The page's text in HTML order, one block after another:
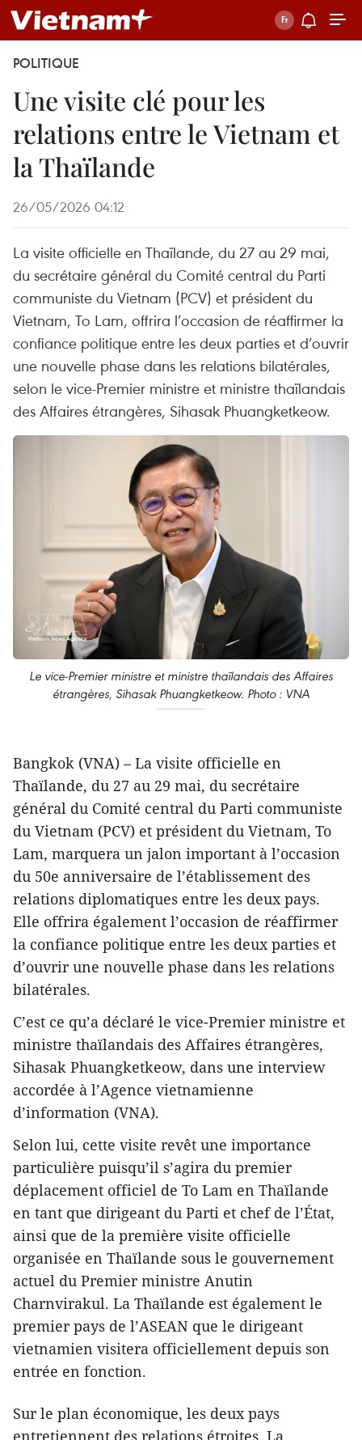
POLITIQUE
Une visite clé pour les
relations entre le Vietnam et
la Thaïlande
26/05/2026 04:12
La visite officielle en Thaïlande, du 27 au 29 mai,
du secrétaire général du Comité central du Parti
communiste du Vietnam (PCV) et président du
Vietnam, To Lam, offrira l’occasion de réaffirmer la
confiance politique entre les deux parties et d’ouvrir
une nouvelle phase dans les relations bilatérales,
selon le vice-Premier ministre et ministre thaïlandais
des Affaires étrangères, Sihasak Phuangketkeow.
Le vice-Premier ministre et ministre thaïlandais des Affaires
étrangères, Sihasak Phuangketkeow. Photo : VNA
Bangkok (VNA) – La visite officielle en
Thaïlande, du 27 au 29 mai, du secrétaire
général du Comité central du Parti communiste
du Vietnam (PCV) et président du Vietnam, To
Lam, marquera un jalon important à l’occasion
du 50e anniversaire de l’établissement des
relations diplomatiques entre les deux pays.
Elle offrira également l’occasion de réaffirmer
la confiance politique entre les deux parties et
d’ouvrir une nouvelle phase dans les relations
bilatérales.
C’est ce qu’a déclaré le vice-Premier ministre et
ministre thaïlandais des Affaires étrangères,
Sihasak Phuangketkeow, dans une interview
accordée à l’Agence vietnamienne
d’information (VNA).
Selon lui, cette visite revêt une importance
particulière puisqu’il s’agira du premier
déplacement officiel de To Lam en Thaïlande
en tant que dirigeant du Parti et chef de l’État,
ainsi que de la première visite officielle
organisée en Thaïlande sous le gouvernement
actuel du Premier ministre Anutin
Charnvirakul. La Thaïlande est également le
premier pays de l’ASEAN que le dirigeant
vietnamien visitera officiellement depuis son
entrée en fonction.
Sur le plan économique, les deux pays